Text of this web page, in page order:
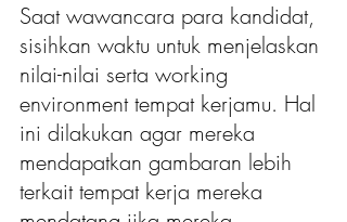
Saat wawancara para kandidat,
sisihkan waktu untuk menjelaskan
nilai-nilai serta working
environment tempat kerjamu. Hal
ini dilakukan agar mereka
mendapatkan gambaran lebih
terkait tempat kerja mereka